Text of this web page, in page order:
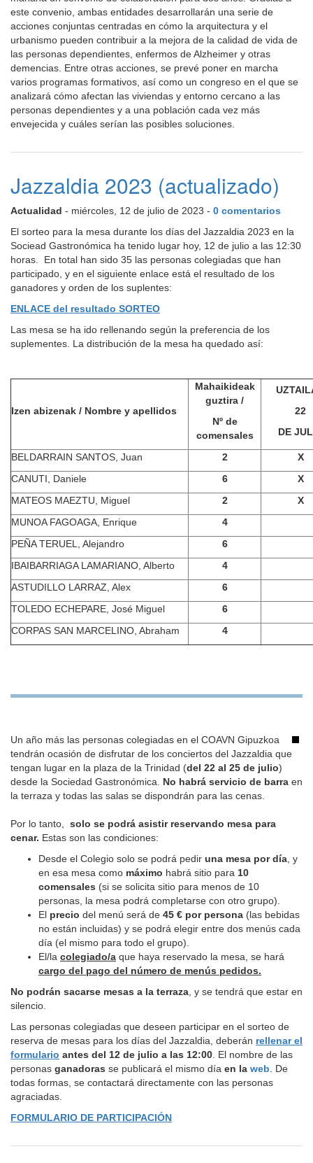
este convenio, ambas entidades desarrollarán una serie de
acciones conjuntas centradas en cómo la arquitectura y el
urbanismo pueden contribuir a la mejora de la calidad de vida de
las personas dependientes, enfermos de Alzheimer y otras
demencias. Entre otras acciones, se prevé poner en marcha
varios programas formativos, así como un congreso en el que se
analizará cómo afectan las viviendas y entorno cercano a las
personas dependientes y a una población cada vez más
envejecida y cuáles serían las posibles soluciones.
Jazzaldia 2023 (actualizado)
Actualidad - miércoles, 12 de julio de 2023 - 0 comentarios
El sorteo para la mesa durante los días del Jazzaldia 2023 en la
Sociead Gastronómica ha tenido lugar hoy, 12 de julio a las 12:30
horas. En total han sido 35 las personas colegiadas que han
participado, y en el siguiente enlace está el resultado de los
ganadores y orden de los suplentes:
ENLACE del resultado SORTEO
Las mesa se ha ido rellenando según la preferencia de los
suplementes. La distribución de la mesa ha quedado así:
Izen abizenak / Nombre y apellidos
Mahaikideak
guztira /
Nº de
comensales
22
DE
BELDARRAIN SANTOS, Juan 2
X
CANUTI, Daniele
6
X
MATEOS MAEZTU, Miguel
2
X
MUNOA FAGOAGA, Enrique
4
PEÑA TERUEL, Alejandro
6
IBAIBARRIAGA LAMARIANO, Alberto
4
ASTUDILLO LARRAZ, Alex
6
TOLEDO ECHEPARE, José Miguel
6
CORPAS SAN MARCELINO, Abraham
4
Un año más las personas colegiadas en el COAVN Gipuzkoa
tendrán ocasión de disfrutar de los conciertos del Jazzaldia que
tengan lugar en la plaza de la Trinidad (del 22 al 25 de julio)
desde la Sociedad Gastronómica. No habrá servicio de barra en
la terraza y todas las salas se dispondrán para las cenas.
Por lo tanto, solo se podrá asistir reservando mesa para
cenar. Estas son las condiciones:
Desde el Colegio solo se podrá pedir una mesa por día , y
en esa mesa como máximo habrá sitio para 10
comensales (si se solicita sitio para menos de 10
personas, la mesa podrá completarse con otro grupo).
El precio del menú será de 45 € por persona (las bebidas
no están incluidas) y se podrá elegir entre dos menús cada
día (el mismo para todo el grupo).
El/la colegiado/a que haya reservado la mesa, se hará
cargo del pago del número de menús pedidos.
No podrán sacarse mesas a la terraza , y se tendrá que estar en
silencio.
Las personas colegiadas que deseen participar en el sorteo de
reserva de mesas para los días del Jazzaldia, deberán rellenar el
formulario antes del 12 de julio a las 12:00 . El nombre de las
personas ganadoras se publicará el mismo día en la web . De
todas formas, se contactará directamente con las personas
agraciadas.
FORMULARIO DE PARTICIPACIÓN